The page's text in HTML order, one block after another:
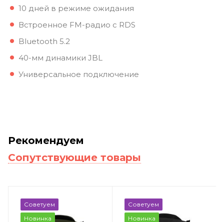
10 дней в режиме ожидания
Встроенное FM-радио с RDS
Bluetooth 5.2
40-мм динамики JBL
Универсальное подключение
Рекомендуем
Сопутствующие товары
Советуем
Новинка
Советуем
Новинка